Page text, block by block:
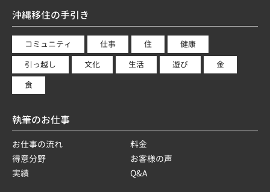
沖縄移住の手引き
コミュニティ 仕事 住
健康
引っ越し
文化 生活 遊び
金
食
執筆のお仕事
お仕事の流れ
料金
得意分野
お客様の声
実績
Q&A